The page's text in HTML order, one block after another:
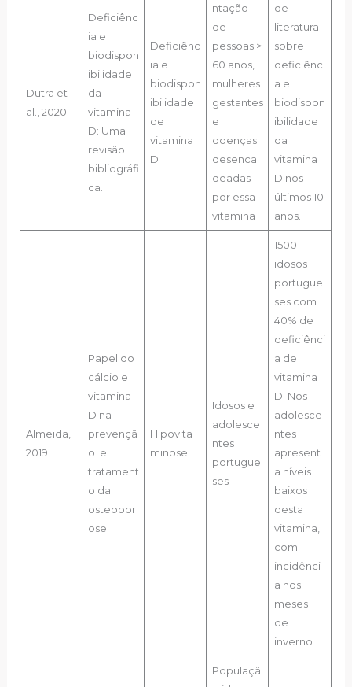
Dutra et
al., 2020
Deficiênc
ia e
biodispon
ibilidade
da
vitamina
D: Uma
revisão
bibliográfi
ca.
Deficiênc
ia e
biodispon
ibilidade
de
vitamina
D
ntação
de
pessoas >
60 anos,
mulheres
gestantes
e
doenças
desenca
deadas
por essa
vitamina
de
literatura
sobre
deficiênci
a e
biodispon
ibilidade
da
vitamina
D nos
últimos 10
anos.
Almeida,
2019
Papel do
cálcio e
vitamina
D na
prevençã
o e
tratament
o da
osteopor
ose
Hipovita
minose
Idosos e
adolesce
ntes
portugue
ses
1500
idosos
portugue
ses com
40% de
deficiênci
a de
vitamina
D. Nos
adolesce
ntes
apresent
a níveis
baixos
desta
vitamina,
com
incidênci
a nos
meses
de
inverno
Populaçã